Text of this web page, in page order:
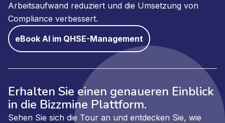
Arbeitsaufwand reduziert und die Umsetzung von
Compliance verbessert.
eBook AI im QHSE-Management
Erhalten Sie einen genaueren Einblick
in die Bizzmine Plattform.
Sehen Sie sich die Tour an und entdecken Sie, wie